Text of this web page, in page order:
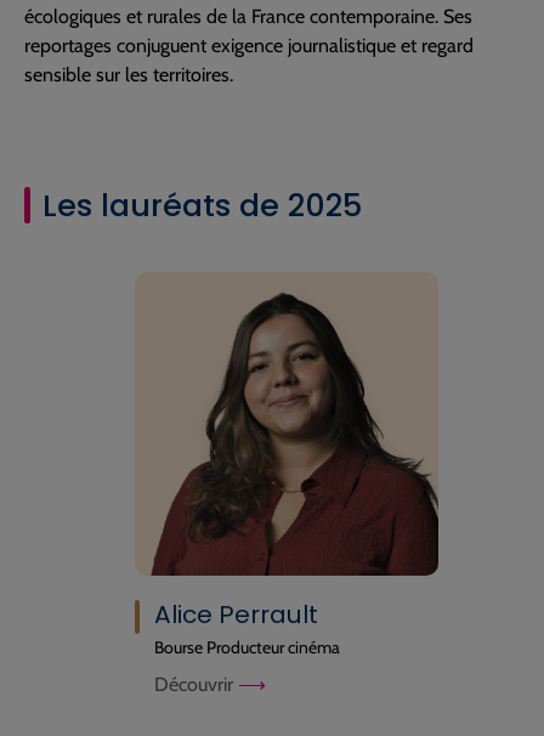
écologiques et rurales de la France contemporaine. Ses
reportages conjuguent exigence journalistique et regard
sensible sur les territoires.
Les lauréats de 2025
Alice Perrault
Bourse Producteur cinéma
Découvrir